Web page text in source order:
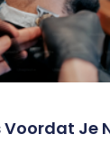
Voordat Je